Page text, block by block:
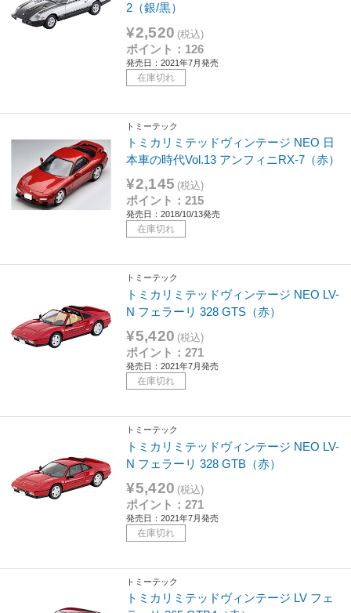
2（銀/黒）
¥2,520 (税込)
ポイント：126
発売日：2021年7月発売
在庫切れ
トミーテック
トミカリミテッドヴィンテージ NEO 日
本車の時代Vol.13 アンフィニRX-7（赤）
¥2,145 (税込)
ポイント：215
発売日：2018/10/13発売
在庫切れ
トミーテック
トミカリミテッドヴィンテージ NEO LV-
N フェラーリ 328 GTS（赤）
¥5,420 (税込)
ポイント：271
発売日：2021年7月発売
在庫切れ
トミーテック
トミカリミテッドヴィンテージ NEO LV-
N フェラーリ 328 GTB（赤）
¥5,420 (税込)
ポイント：271
発売日：2021年7月発売
在庫切れ
トミーテック
トミカリミテッドヴィンテージ LV フェ